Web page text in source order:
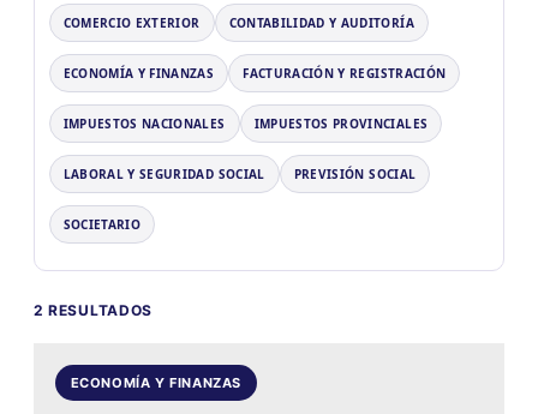
COMERCIO EXTERIOR CONTABILIDAD Y AUDITORÍA
ECONOMÍA Y FINANZAS FACTURACIÓN Y REGISTRACIÓN
IMPUESTOS NACIONALES IMPUESTOS PROVINCIALES
LABORAL Y SEGURIDAD SOCIAL PREVISIÓN SOCIAL
SOCIETARIO
2 RESULTADOS
ECONOMÍA Y FINANZAS